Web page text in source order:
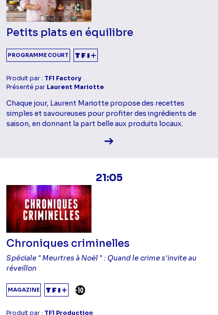
Petits plats en équilibre
PROGRAMME COURT
Produit par : TF1 Factory
Présenté par Laurent Mariotte
Chaque jour, Laurent Mariotte propose des recettes
simples et savoureuses pour profiter des ingrédients de
saison, en donnant la part belle aux produits locaux.
Voir la fiche diffusion
21:05
Chroniques criminelles
Spéciale " Meurtres à Noël " : Quand le crime s'invite au
réveillon
MAGAZINE
Produit par : TF1 Production